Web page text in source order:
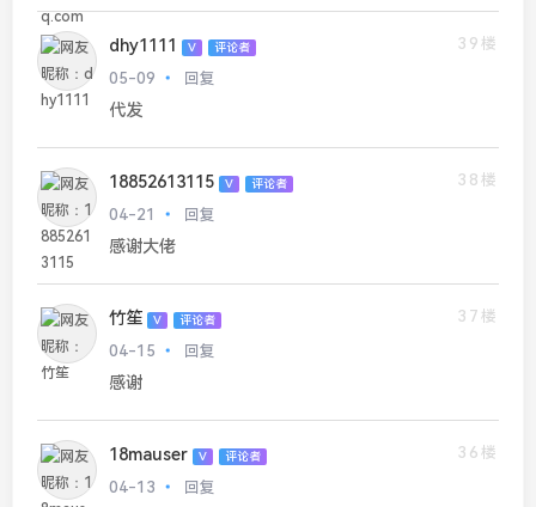
dhy1111 V 评论者
39楼
05-09
回复
代发
18852613115 V 评论者
38楼
04-21
回复
感谢大佬
竹笙 V 评论者
37楼
04-15
回复
感谢
18mauser V 评论者
36楼
04-13
回复